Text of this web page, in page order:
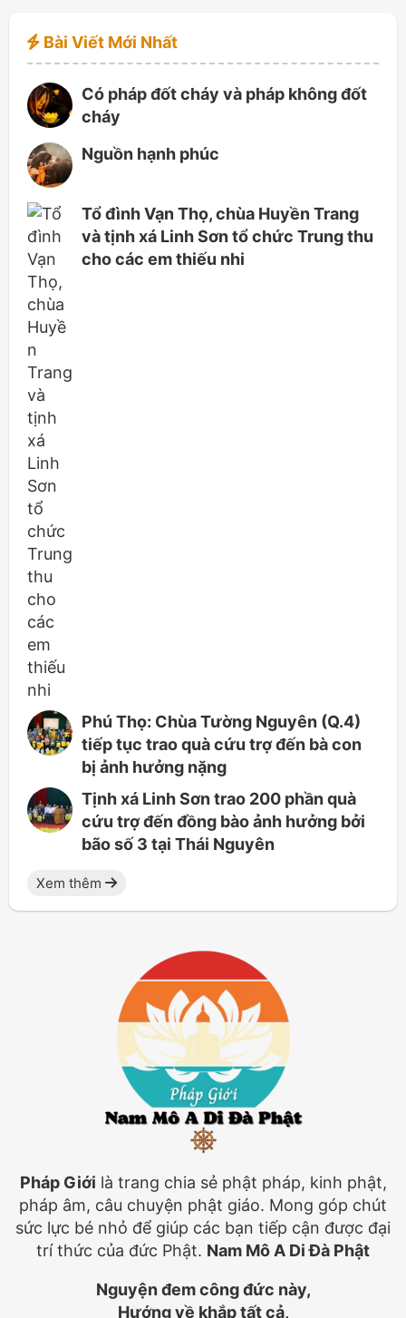
Bài Viết Mới Nhất
Có pháp đốt cháy và pháp không đốt
cháy
Nguồn hạnh phúc
Tổ đình Vạn Thọ, chùa Huyền Trang
và tịnh xá Linh Sơn tổ chức Trung thu
cho các em thiếu nhi
Phú Thọ: Chùa Tường Nguyên (Q.4)
tiếp tục trao quà cứu trợ đến bà con
bị ảnh hưởng nặng
Tịnh xá Linh Sơn trao 200 phần quà
cứu trợ đến đồng bào ảnh hưởng bởi
bão số 3 tại Thái Nguyên
Xem thêm
Pháp Giới là trang chia sẻ phật pháp, kinh phật,
pháp âm, câu chuyện phật giáo. Mong góp chút
sức lực bé nhỏ để giúp các bạn tiếp cận được đại
trí thức của đức Phật. Nam Mô A Di Đà Phật
Nguyện đem công đức này,
Hướng về khắp tất cả,